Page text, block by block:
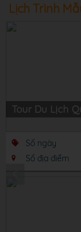
Lịch Trình
Tour Du Lịch
Số ngày
Số địa điểm